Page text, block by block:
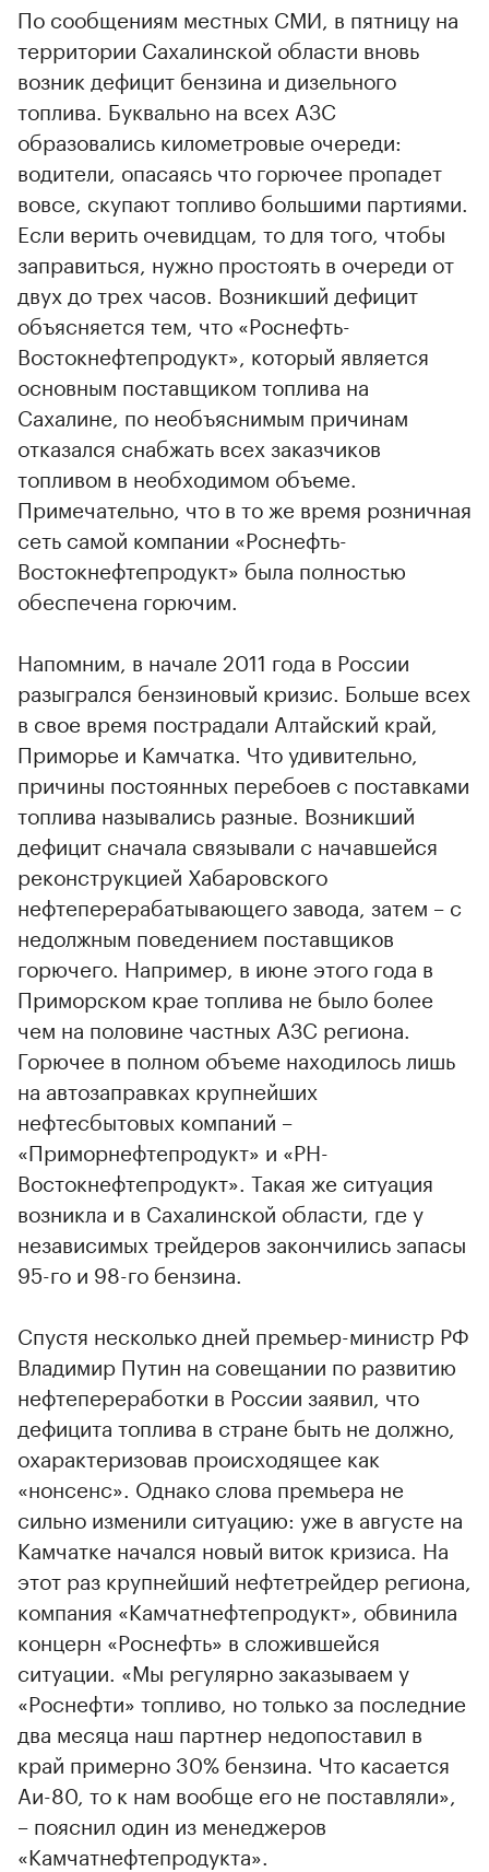
По сообщениям местных СМИ, в пятницу на
территории Сахалинской области вновь
возник дефицит бензина и дизельного
топлива. Буквально на всех АЗС
образовались километровые очереди:
водители, опасаясь что горючее пропадет
вовсе, скупают топливо большими партиями.
Если верить очевидцам, то для того, чтобы
заправиться, нужно простоять в очереди от
двух до трех часов. Возникший дефицит
объясняется тем, что «Роснефть-
Востокнефтепродукт», который является
основным поставщиком топлива на
Сахалине, по необъяснимым причинам
отказался снабжать всех заказчиков
топливом в необходимом объеме.
Примечательно, что в то же время розничная
сеть самой компании «Роснефть-
Востокнефтепродукт» была полностью
обеспечена горючим.
Напомним, в начале 2011 года в России
разыгрался бензиновый кризис. Больше всех
в свое время пострадали Алтайский край,
Приморье и Камчатка. Что удивительно,
причины постоянных перебоев с поставками
топлива назывались разные. Возникший
дефицит сначала связывали с начавшейся
реконструкцией Хабаровского
нефтеперерабатывающего завода, затем – с
недолжным поведением поставщиков
горючего. Например, в июне этого года в
Приморском крае топлива не было более
чем на половине частных АЗС региона.
Горючее в полном объеме находилось лишь
на автозаправках крупнейших
нефтесбытовых компаний –
«Приморнефтепродукт» и «РН-
Востокнефтепродукт». Такая же ситуация
возникла и в Сахалинской области, где у
независимых трейдеров закончились запасы
95-го и 98-го бензина.
Спустя несколько дней премьер-министр РФ
Владимир Путин на совещании по развитию
нефтепереработки в России заявил, что
дефицита топлива в стране быть не должно,
охарактеризовав происходящее как
«нонсенс». Однако слова премьера не
сильно изменили ситуацию: уже в августе на
Камчатке начался новый виток кризиса. На
этот раз крупнейший нефтетрейдер региона,
компания «Камчатнефтепродукт», обвинила
концерн «Роснефть» в сложившейся
ситуации. «Мы регулярно заказываем у
«Роснефти» топливо, но только за последние
два месяца наш партнер недопоставил в
край примерно 30% бензина. Что касается
Аи-80, то к нам вообще его не поставляли»,
– пояснил один из менеджеров
«Камчатнефтепродукта».